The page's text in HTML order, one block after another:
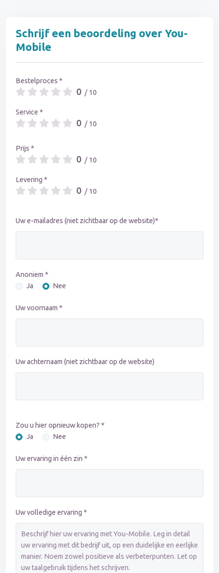
Schrijf een beoordeling over You-
Mobile
Bestelproces *
0 / 10
Service *
0 / 10
Prijs *
0 / 10
Levering *
0 / 10
Uw e-mailadres (niet zichtbaar op de website)*
Anoniem *
Ja
Nee
Uw voornaam *
Uw achternaam (niet zichtbaar op de website)
Zou u hier opnieuw kopen? *
Ja
Nee
Uw ervaring in één zin *
Uw volledige ervaring *